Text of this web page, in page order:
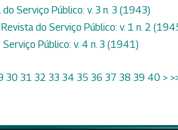
do Serviço Público: v. 3 n. 3 (1943)
Revista do Serviço Público: v. 1 n. 2
Serviço Público: v. 4 n. 3 (1941)
30 31 32 33 34 35 36 37 38 39 40 >